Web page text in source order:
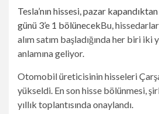
Tesla’nın hissesi, pazar
günü 3’e 1 bölünecekBu,
alım satım başladığında her biri iki
anlamına geliyor.
Otomobil üreticisinin hisseleri
yükseldi. En son hisse bölünmesi,
yıllık toplantısında onaylandı.